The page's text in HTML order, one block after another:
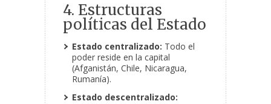
4. Estructuras
políticas del Estado
Estado centralizado: Todo el
poder reside en la capital
(Afganistán, Chile, Nicaragua,
Rumanía).
Estado descentralizado: